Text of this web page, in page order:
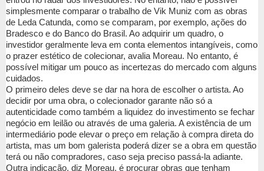
simplesmente comparar o trabalho de Vik Muniz com as obras
de Leda Catunda, como se comparam, por exemplo, ações do
Bradesco e do Banco do Brasil. Ao adquirir um quadro, o
investidor geralmente leva em conta elementos intangíveis, como
o prazer estético de colecionar, avalia Moreau. No entanto, é
possível mitigar um pouco as incertezas do mercado com alguns
cuidados.
O primeiro deles deve se dar na hora de escolher o artista. Ao
decidir por uma obra, o colecionador garante não só a
autenticidade como também a liquidez do investimento se fechar
negócio em leilão ou através de uma galeria. A existência de um
intermediário pode elevar o preço em relação à compra direta do
artista, mas um bom galerista poderá dizer se a obra em questão
terá ou não compradores, caso seja preciso passá-la adiante.
Outra indicação, diz Moreau, é procurar obras que tenham